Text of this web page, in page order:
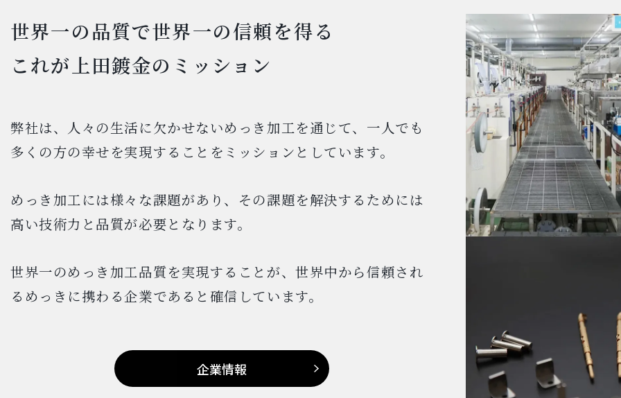
世界一の品質で世界一の信頼を得る
これが上田鍍金のミッション
弊社は、人々の生活に欠かせないめっき加工を通じて、一人でも
多くの方の幸せを実現することをミッションとしています。
めっき加工には様々な課題があり、その課題を解決するためには
高い技術力と品質が必要となります。
世界一のめっき加工品質を実現することが、世界中から信頼され
るめっきに携わる企業であると確信しています。
企業情報